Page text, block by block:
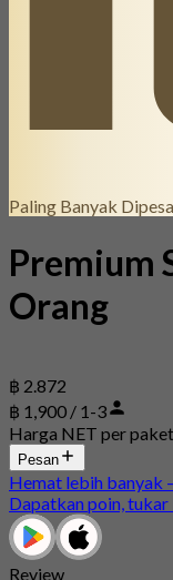
Paling Banyak
Premium
Orang
฿ 2.872
฿ 1,900 / 1-3
Harga NET per paket
Pesan
Hemat lebih banyak
Dapatkan poin, tukar
Review